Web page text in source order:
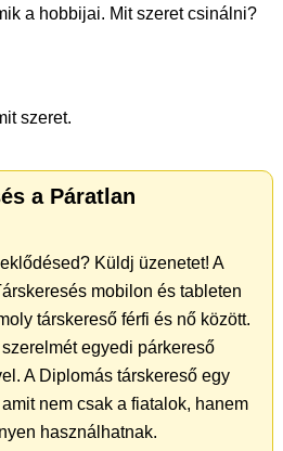
a hobbijai. Mit szeret csinálni?
szeret.
a Páratlan
Küldj üzenetet! A
mobilon és tableten
társkereső férfi és nő között.
egyedi párkereső
A Diplomás társkereső egy
nem csak a fiatalok, hanem
használhatnak.